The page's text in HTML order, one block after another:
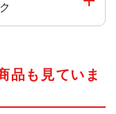
Engine
品も見ていま